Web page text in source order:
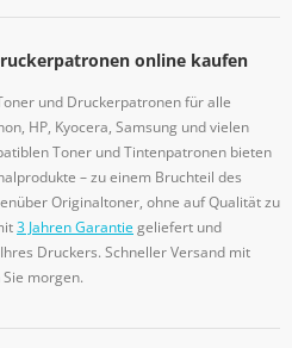
online kaufen
und Druckerpatronen für alle
HP, Kyocera, Samsung und vielen
Toner und Tintenpatronen bieten
– zu einem Bruchteil des
Originaltoner, ohne auf Qualität zu
3 Jahren Garantiegeliefert und
Druckers. Schneller Versand mit
morgen.